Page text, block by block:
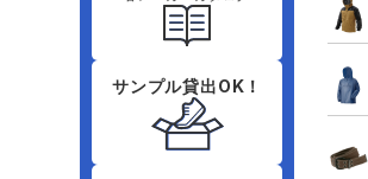
サンプル貸出OK！